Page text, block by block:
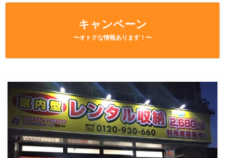
キャンペーン
〜オトクな情報あります！〜